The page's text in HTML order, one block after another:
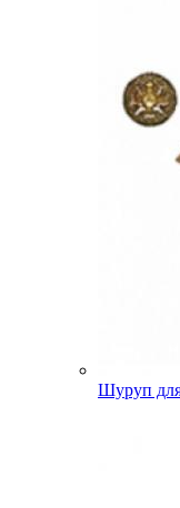
Шуруп для